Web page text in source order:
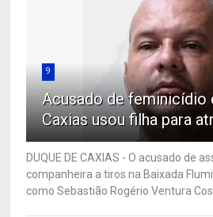
9
Acusado de feminicídio
Caxias usou filha para
DUQUE DE CAXIAS - O acusado de
companheira a tiros na Baixada
como Sebastião Rogério Ventura